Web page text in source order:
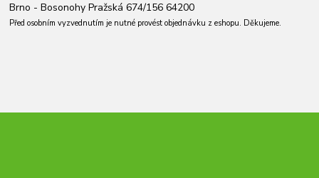
Brno - Bosonohy Pražská 674/156 64200
Před osobním vyzvednutím je nutné provést objednávku z eshopu. Děkujeme.